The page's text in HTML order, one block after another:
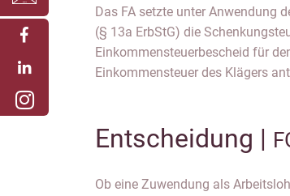
Das FA setzte unter Anwendung
(§ 13a ErbStG) die
Einkommensteuerbescheid für
Einkommensteuer des Klägers
Entscheidung |
Ob eine Zuwendung als